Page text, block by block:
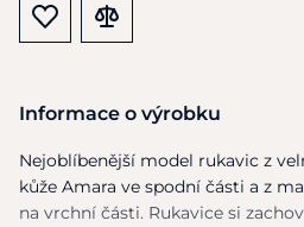
Informace o výrobku
Nejoblíbenější model rukavic z
kůže Amara ve spodní části a z
na vrchní části. Rukavice si